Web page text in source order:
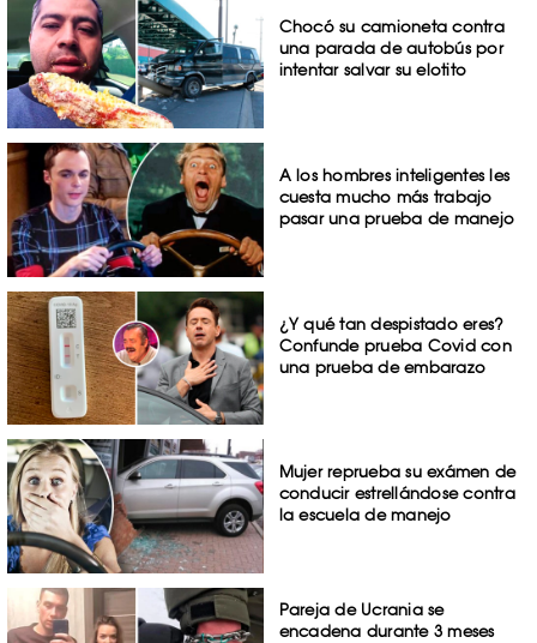
Chocó su camioneta contra
una parada de autobús por
intentar salvar su elotito
A los hombres inteligentes les
cuesta mucho más trabajo
pasar una prueba de manejo
¿Y qué tan despistado eres?
Confunde prueba Covid con
una prueba de embarazo
Mujer reprueba su exámen de
conducir estrellándose contra
la escuela de manejo
Pareja de Ucrania se
encadena durante 3 meses